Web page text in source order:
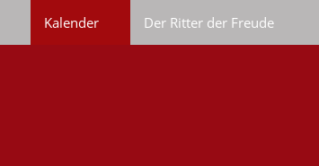
Kalender Der Ritter der Freude